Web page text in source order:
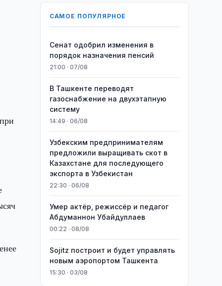
САМОЕ ПОПУЛЯРНОЕ
Сенат одобрил изменения в
порядок назначения пенсий
21:00 · 07/08
В Ташкенте переводят
газоснабжение на двухэтапную
систему
14:49 · 06/08
Узбекским предпринимателям
предложили выращивать скот в
Казахстане для последующего
экспорта в Узбекистан
22:30 · 06/08
Умер актёр, режиссёр и педагог
Абдуманнон Убайдуллаев
00:22 · 08/08
Sojitz построит и будет управлять
новым аэропортом Ташкента
15:30 · 03/08